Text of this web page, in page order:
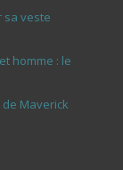
sa veste
homme : le
Maverick